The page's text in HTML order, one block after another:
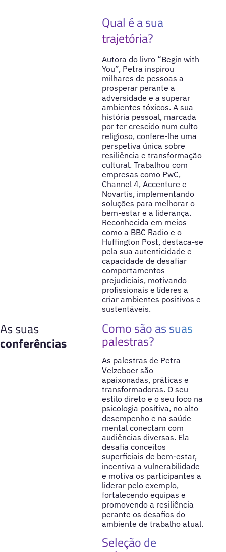
Qual é a sua
trajetória?
Autora do livro “Begin with
You”, Petra inspirou
milhares de pessoas a
prosperar perante a
adversidade e a superar
ambientes tóxicos. A sua
história pessoal, marcada
por ter crescido num culto
religioso, confere-lhe uma
perspetiva única sobre
resiliência e transformação
cultural. Trabalhou com
empresas como PwC,
Channel 4, Accenture e
Novartis, implementando
soluções para melhorar o
bem-estar e a liderança.
Reconhecida em meios
como a BBC Radio e o
Huffington Post, destaca-se
pela sua autenticidade e
capacidade de desafiar
comportamentos
prejudiciais, motivando
profissionais e líderes a
criar ambientes positivos e
sustentáveis.
As suas
conferências
Como são as suas
palestras?
As palestras de Petra
Velzeboer são
apaixonadas, práticas e
transformadoras. O seu
estilo direto e o seu foco na
psicologia positiva, no alto
desempenho e na saúde
mental conectam com
audiências diversas. Ela
desafia conceitos
superficiais de bem-estar,
incentiva a vulnerabilidade
e motiva os participantes a
liderar pelo exemplo,
fortalecendo equipas e
promovendo a resiliência
perante os desafios do
ambiente de trabalho atual.
Seleção de